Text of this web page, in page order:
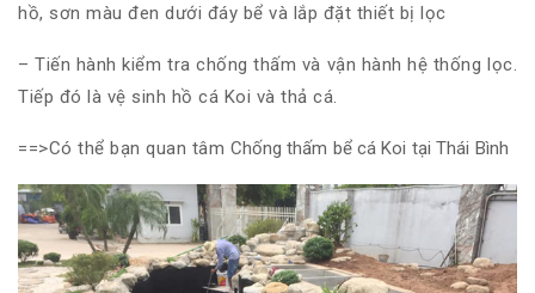
hồ, sơn màu đen dưới đáy bể và lắp đặt thiết bị lọc
– Tiến hành kiểm tra chống thấm và vận hành hệ thống lọc.
Tiếp đó là vệ sinh hồ cá Koi và thả cá.
==>Có thể bạn quan tâm Chống thấm bể cá Koi tại Thái Bình